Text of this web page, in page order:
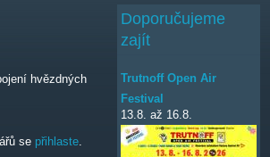
hvězdných
se přihlaste.
Doporučujeme
zajít
Trutnoff Open Air
Festival
13.8. až 16.8.